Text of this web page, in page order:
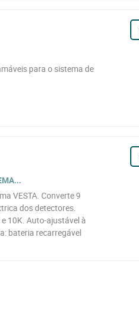
para o sistema de
VESTA. Converte 9
dos detectores.
10K. Auto-ajustável à
bateria recarregável